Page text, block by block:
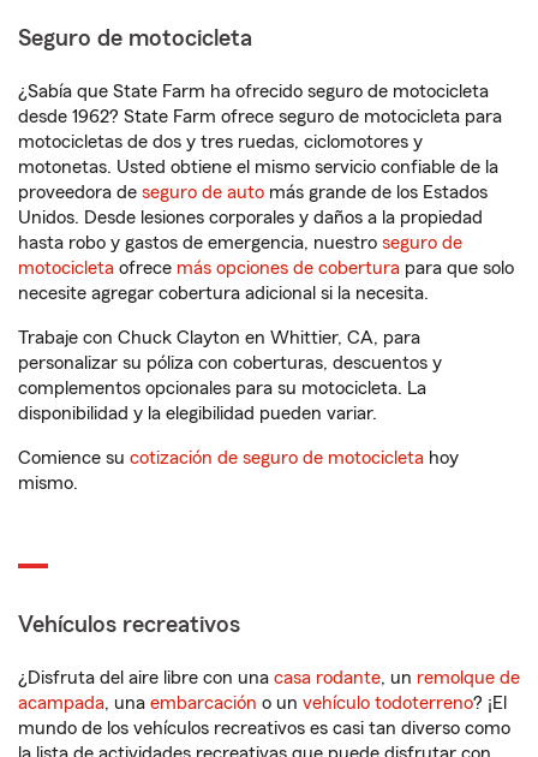
Seguro de motocicleta
¿Sabía que State Farm ha ofrecido seguro de motocicleta
desde 1962? State Farm ofrece seguro de motocicleta para
motocicletas de dos y tres ruedas, ciclomotores y
motonetas. Usted obtiene el mismo servicio confiable de la
proveedora de seguro de auto más grande de los Estados
Unidos. Desde lesiones corporales y daños a la propiedad
hasta robo y gastos de emergencia, nuestro seguro de
motocicleta ofrece más opciones de cobertura para que solo
necesite agregar cobertura adicional si la necesita.
Trabaje con Chuck Clayton en Whittier, CA, para
personalizar su póliza con coberturas, descuentos y
complementos opcionales para su motocicleta. La
disponibilidad y la elegibilidad pueden variar.
Comience su cotización de seguro de motocicleta hoy
mismo.
Vehículos recreativos
¿Disfruta del aire libre con una casa rodante, un remolque de
acampada, una embarcación o un vehículo todoterreno? ¡El
mundo de los vehículos recreativos es casi tan diverso como